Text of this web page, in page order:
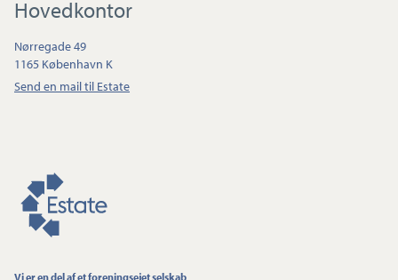
Hovedkontor
Nørregade 49
1165 København K
Send en mail til Estate
Vi er en del af et foreningsejet selskab